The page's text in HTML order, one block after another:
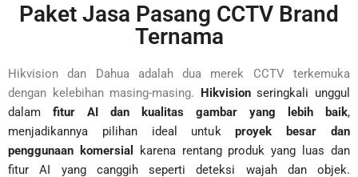
Paket Jasa Pasang CCTV Brand
Ternama
Hikvision dan Dahua adalah dua merek CCTV terkemuka
dengan kelebihan masing-masing. Hikvisionseringkali unggul
dalam fitur AI dan kualitas gambar yang lebih baik,
menjadikannya pilihan ideal untukproyek besar dan
penggunaan komersial
karena rentang produk yang luas dan
fitur AI yang canggih seperti deteksi wajah dan objek.